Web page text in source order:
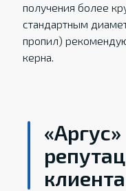
получения более
стандартным
пропил)
керна.